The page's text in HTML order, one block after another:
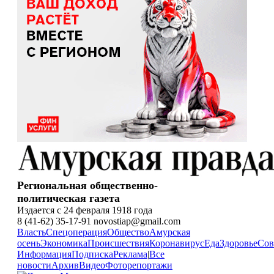
Региональная общественно-
политическая газета
Издается с 24 февраля 1918 года
8 (41-62) 35-17-91 novostiap@gmail.com
ВластьСпецоперацияОбществоАмурская
осеньЭкономикаПроисшествияКоронавирусЕдаЗдоровье
ИнформацияПодпискаРеклама|Все
новостиАрхивВидеоФоторепортажи